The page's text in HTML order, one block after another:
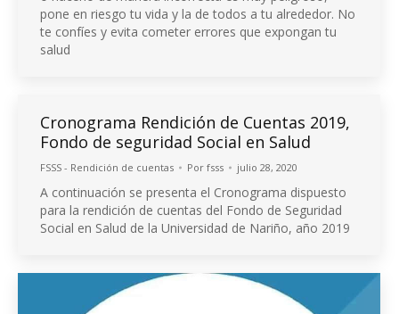
pone en riesgo tu vida y la de todos a tu alrededor. No
te confíes y evita cometer errores que expongan tu
salud
Cronograma Rendición de Cuentas 2019,
Fondo de seguridad Social en Salud
FSSS - Rendición de cuentas Por fsss julio 28, 2020
A continuación se presenta el Cronograma dispuesto
para la rendición de cuentas del Fondo de Seguridad
Social en Salud de la Universidad de Nariño, año 2019